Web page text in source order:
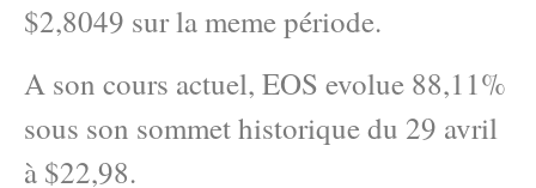
$2,8049 sur la meme période.
A son cours actuel, EOS evolue 88,11%
sous son sommet historique du 29 avril
à $22,98.